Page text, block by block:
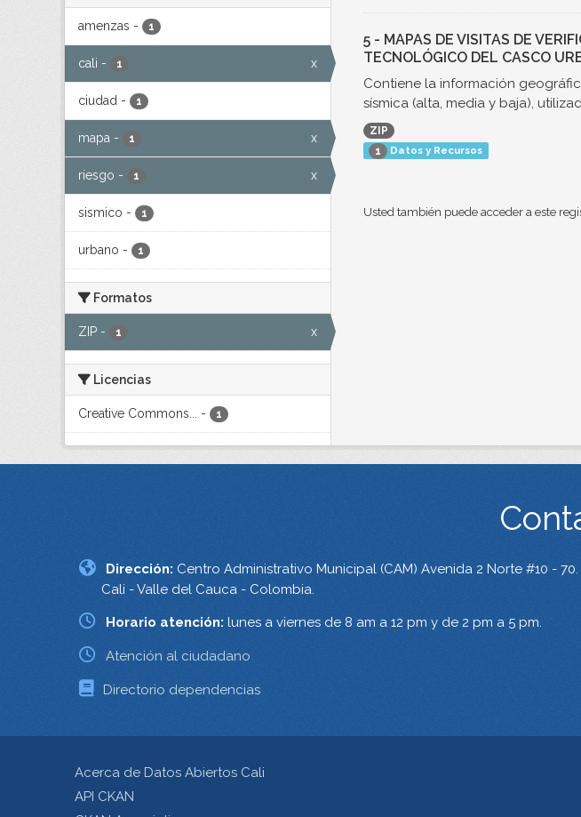
amenzas - 1
cali - 1 x
ciudad - 1
mapa - 1 x
riesgo - 1 x
sismico - 1
urbano - 1
Formatos
ZIP - 1 x
Licencias
Creative Commons... - 1
5 - MAPAS DE VISITAS DE
TECNOLÓGICO DEL CASCO
Contiene la información
sísmica (alta, media y baja),
ZIP
1
Datos y Recursos
Usted también puede acceder a este
Dirección: Centro Administrativo Municipal (CAM) Avenida 2 Norte #10 - 70.
Cali - Valle del Cauca - Colombia.
Horario atención: lunes a viernes de 8 am a 12 pm y de 2 pm a 5 pm.
Atención al ciudadano
Directorio dependencias
Acerca de Datos Abiertos Cali
API CKAN